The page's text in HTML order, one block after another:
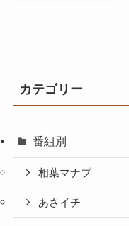
カテゴリー
番組別
相葉マナブ
あさイチ